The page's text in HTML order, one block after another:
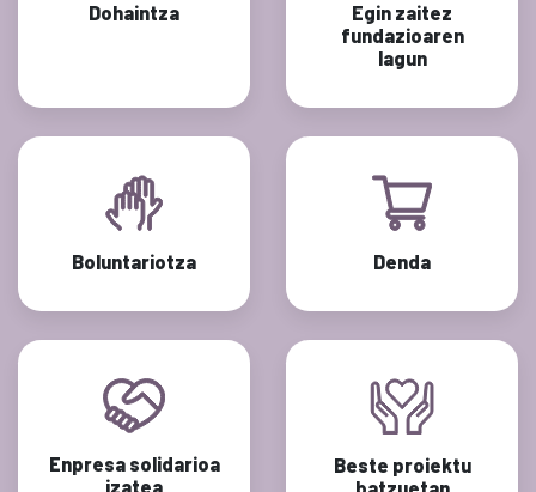
Dohaintza
Egin zaitez
fundazioaren
lagun
Boluntariotza Denda
Enpresa solidarioa
izatea
Beste proiektu